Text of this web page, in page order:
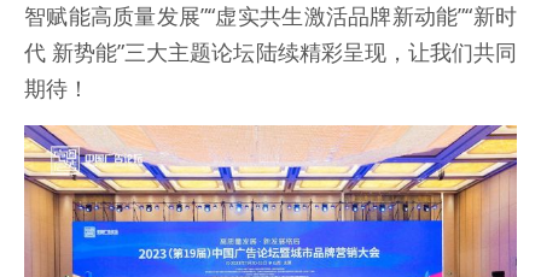
智赋能高质量发展”“虚实共生激活品牌新动能”“新时
代 新势能”三大主题论坛陆续精彩呈现，让我们共同
期待！